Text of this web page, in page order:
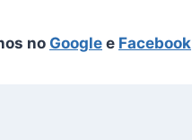
no Google e Facebook